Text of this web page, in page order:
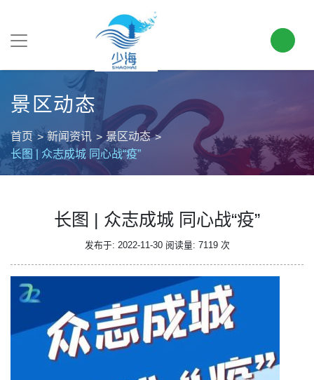
景区动态
首页 新闻资讯
景区动态
长图 | 众志成城 同心战“疫”
长图 | 众志成城 同心战“疫”
发布于: 2022-11-30 阅读量: 7119 次